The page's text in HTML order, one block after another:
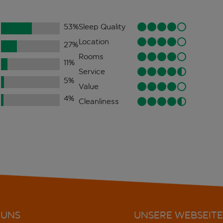
53%
27%
11%
5%
4%
Sleep Quality
Location
Rooms
Service
Value
Cleanliness
UNSERE WEBSEITE